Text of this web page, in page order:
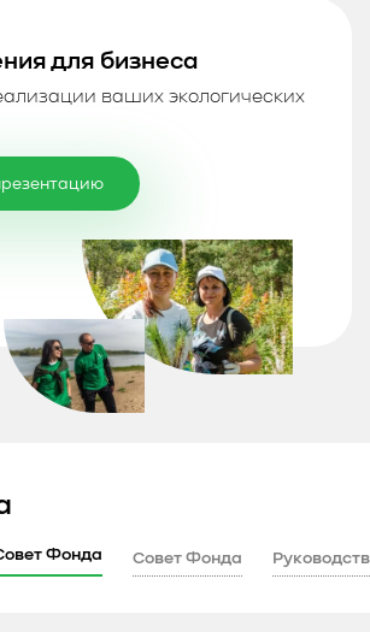
для бизнеса
ваших экологических
Фонда Совет Фонда